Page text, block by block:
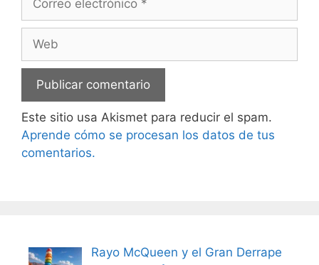
electrónico
Este sitio usa Akismet para reducir el spam.
Aprende cómo se procesan los datos de tus
comentarios.
Rayo McQueen y el Gran Derrape